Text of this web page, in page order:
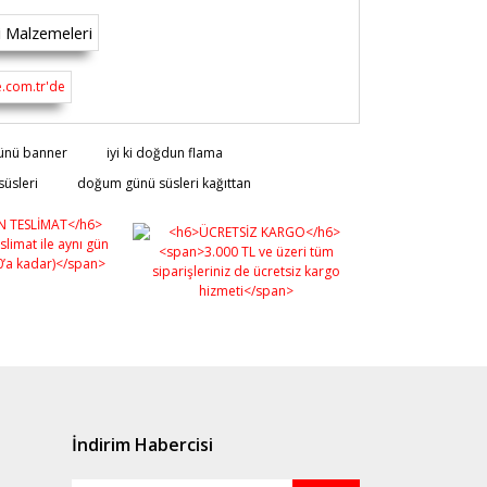
gördüğünüz noktaları öneri formunu
banner
iyi ki doğdun flama
doğum günü süsleri kağıttan
İndirim Habercisi